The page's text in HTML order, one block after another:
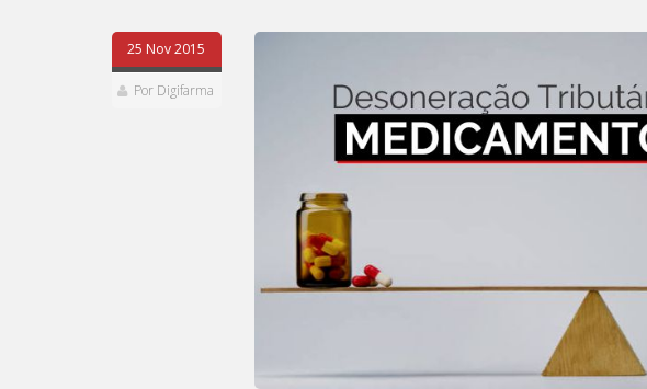
25 Nov 2015
Por Digifarma